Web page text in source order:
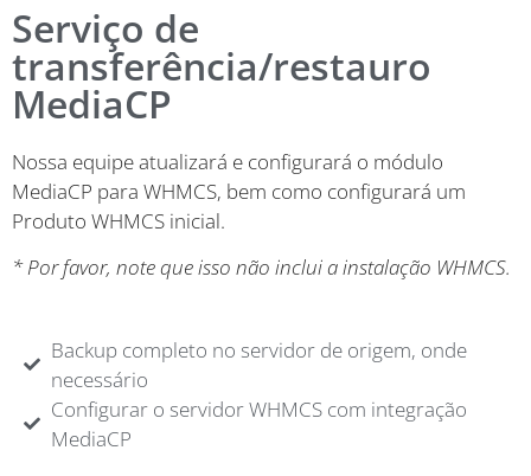
Serviço de
transferência/restauro
MediaCP
Nossa equipe atualizará e configurará o módulo
MediaCP para WHMCS, bem como configurará um
Produto WHMCS inicial.
* Por favor, note que isso não inclui a instalação WHMCS.
Backup completo no servidor de origem, onde
necessário
Configurar o servidor WHMCS com integração
MediaCP